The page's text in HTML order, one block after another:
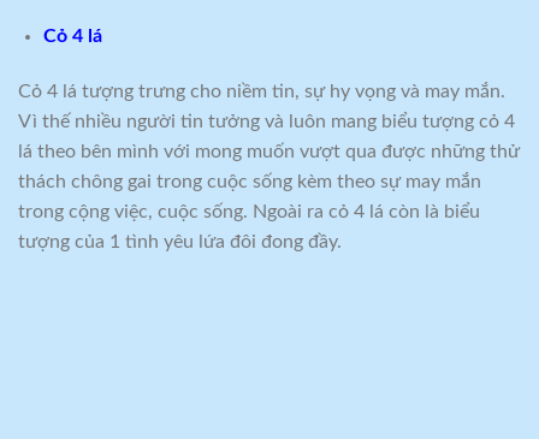
Cỏ 4 lá
Cỏ 4 lá tượng trưng cho niềm tin, sự hy vọng và may mắn.
Vì thế nhiều người tin tưởng và luôn mang biểu tượng cỏ 4
lá theo bên mình với mong muốn vượt qua được những thử
thách chông gai trong cuộc sống kèm theo sự may mắn
trong cộng việc, cuộc sống. Ngoài ra cỏ 4 lá còn là biểu
tượng của 1 tình yêu lứa đôi đong đầy.